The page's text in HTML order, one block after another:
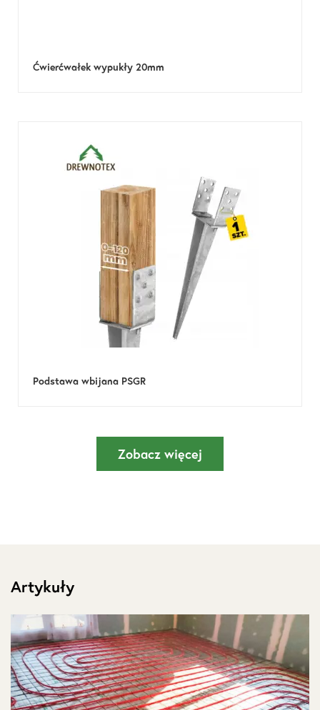
Ćwierćwałek wypukły 20mm
Podstawa wbijana PSGR
Zobacz więcej
Artykuły